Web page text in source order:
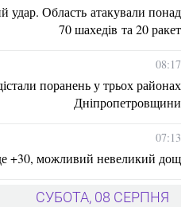
удар. Область атакували понад
70 шахедів та 20 ракет
08:17
поранень у трьох районах
Дніпропетровщини
07:13
+30, можливий невеликий дощ
СУБОТА, 08 СЕРПНЯ